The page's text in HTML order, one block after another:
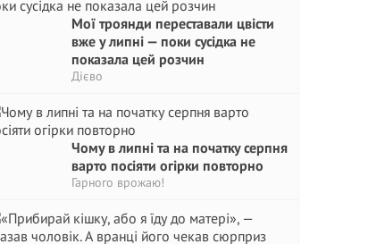
Мої троянди переставали цвісти
вже у липні — поки сусідка не
показала цей розчин
Дієво
Чому в липні та на початку серпня
варто посіяти огірки повторно
Гарного врожаю!